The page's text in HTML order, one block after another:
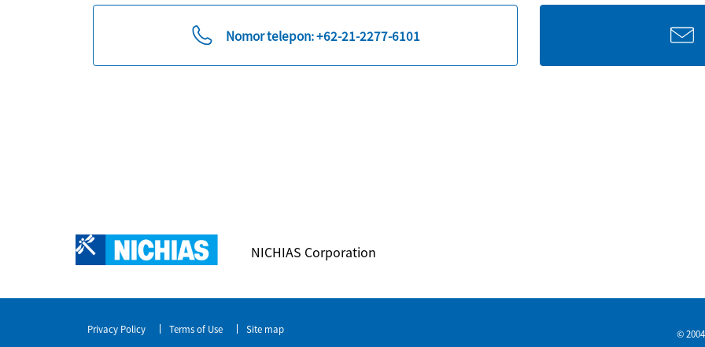
Nomor telepon:+62-21-2277-6101
NICHIAS Corporation
Privacy Policy Terms of Use Site map ©